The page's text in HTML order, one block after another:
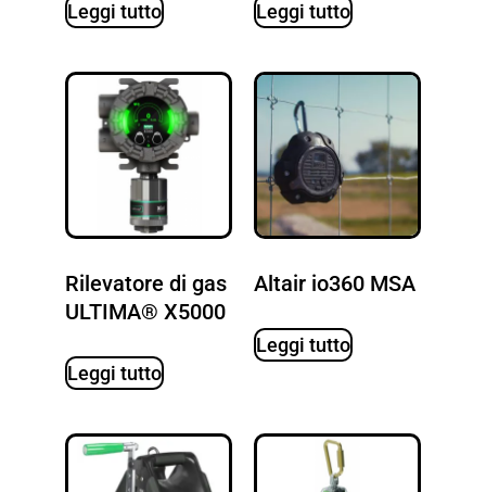
Leggi tutto Leggi tutto
Rilevatore di gas
ULTIMA® X5000
Leggi tutto
Altair io360 MSA
Leggi tutto